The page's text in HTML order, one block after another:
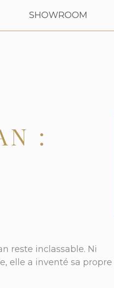
SHOWROOM
:
reste inclassable. Ni
elle a inventé sa propre